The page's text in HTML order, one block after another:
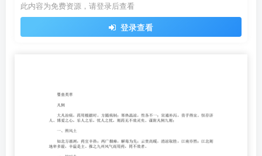
此内容为免费资源，请登录后查看
登录查看